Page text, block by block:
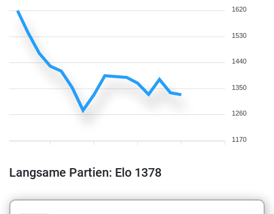
1620
1530
1440
1350
1260
1170
Langsame Partien: Elo 1378